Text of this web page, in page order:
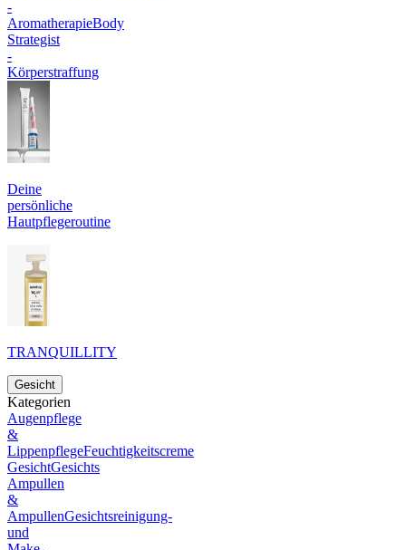
-
AromatherapieBody
Strategist
-
Körperstraffung
Deine
persönliche
Hautpflegeroutine
TRANQUILLITY
Gesicht
Kategorien
Augenpflege
&
LippenpflegeFeuchtigkeitscreme
GesichtGesichts
Ampullen
&
AmpullenGesichtsreinigung-
und